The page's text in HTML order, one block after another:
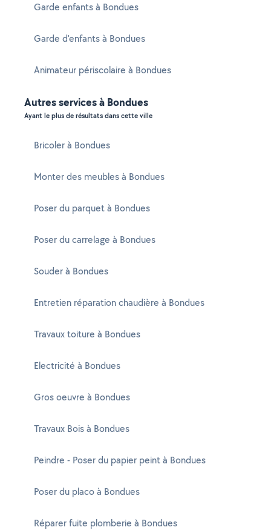
Garde enfants à Bondues
Garde d'enfants à Bondues
Animateur périscolaire à Bondues
Autres services à Bondues
Ayant le plus de résultats dans cette ville
Bricoler à Bondues
Monter des meubles à Bondues
Poser du parquet à Bondues
Poser du carrelage à Bondues
Souder à Bondues
Entretien réparation chaudière à Bondues
Travaux toiture à Bondues
Electricité à Bondues
Gros oeuvre à Bondues
Travaux Bois à Bondues
Peindre - Poser du papier peint à Bondues
Poser du placo à Bondues
Réparer fuite plomberie à Bondues